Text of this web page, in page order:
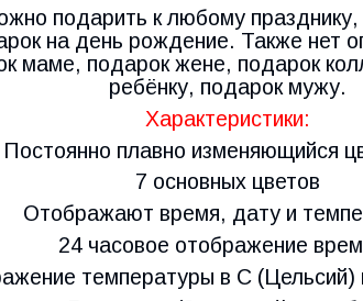
подарить к любому
на день рождение. Также нет
маме, подарок жене, подарок
ребёнку, подарок мужу.
Характеристики:
Постоянно плавно изменяющийся
7 основных цветов
Отображают время, дату и
24 часовое отображение
температуры в C (Цельсий)